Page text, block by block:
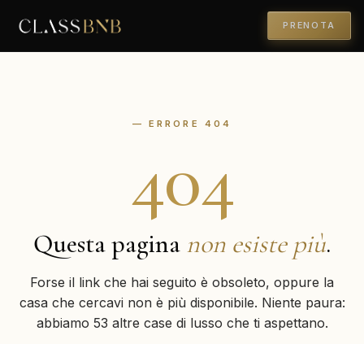
PRENOTA
— ERRORE 404
404
Questa pagina non esiste più.
Forse il link che hai seguito è obsoleto, oppure la
casa che cercavi non è più disponibile. Niente paura:
abbiamo 53 altre case di lusso che ti aspettano.